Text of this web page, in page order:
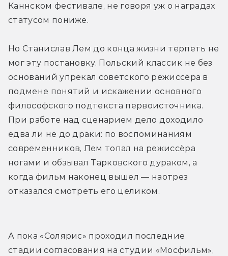
Каннском фестивале, не говоря уж о наградах
статусом пониже.
Но Станислав Лем до конца жизни терпеть не
мог эту постановку. Польский классик не без
оснований упрекал советского режиссёра в
подмене понятий и искажении основного
философского подтекста первоисточника.
При работе над сценарием дело доходило
едва ли не до драки: по воспоминаниям
современников, Лем топал на режиссёра
ногами и обзывал Тарковского дураком, а
когда фильм наконец вышел — наотрез
отказался смотреть его целиком.
А пока «Солярис» проходил последние
стадии согласования на студии «Мосфильм»,